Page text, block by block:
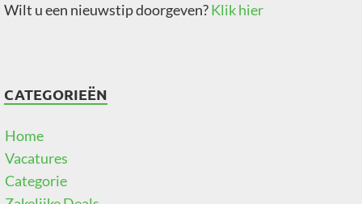
Wilt u een nieuwstip doorgeven?Klik hier
CATEGORIEËN
Home
Vacatures
Categorie